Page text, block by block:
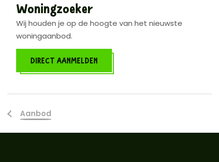
Woningzoeker
Wij houden je op de hoogte van het nieuwste
woningaanbod.
DIRECT AANMELDEN
Aanbod